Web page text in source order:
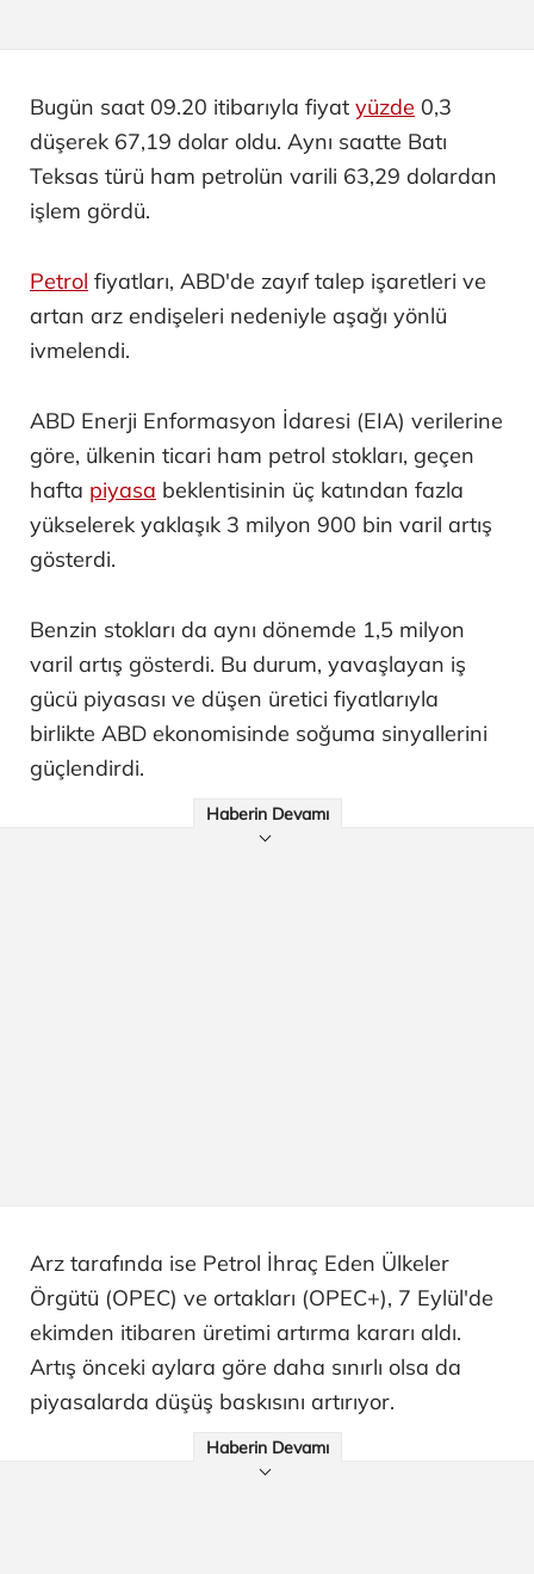
Bugün saat 09.20 itibarıyla fiyat yüzde 0,3
düşerek 67,19 dolar oldu. Aynı saatte Batı
Teksas türü ham petrolün varili 63,29 dolardan
işlem gördü.
Petrol fiyatları, ABD'de zayıf talep işaretleri ve
artan arz endişeleri nedeniyle aşağı yönlü
ivmelendi.
ABD Enerji Enformasyon İdaresi (EIA) verilerine
göre, ülkenin ticari ham petrol stokları, geçen
hafta piyasa beklentisinin üç katından fazla
yükselerek yaklaşık 3 milyon 900 bin varil artış
gösterdi.
Benzin stokları da aynı dönemde 1,5 milyon
varil artış gösterdi. Bu durum, yavaşlayan iş
gücü piyasası ve düşen üretici fiyatlarıyla
birlikte ABD ekonomisinde soğuma sinyallerini
güçlendirdi.
Haberin Devamı
Arz tarafında ise Petrol İhraç Eden Ülkeler
Örgütü (OPEC) ve ortakları (OPEC+), 7 Eylül'de
ekimden itibaren üretimi artırma kararı aldı.
Artış önceki aylara göre daha sınırlı olsa da
piyasalarda düşüş baskısını artırıyor.
Haberin Devamı